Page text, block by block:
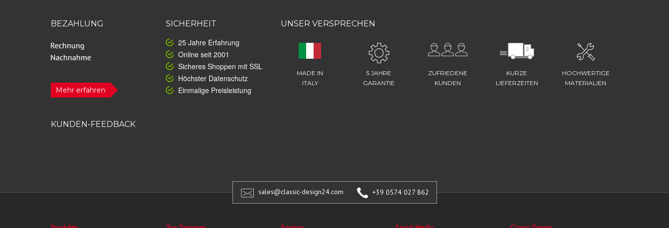
BEZAHLUNG
Mehr erfahren
SICHERHEIT
25 Jahre Erfahrung
Online seit 2001
Sicheres Shoppen mit SSL
Höchster Datenschutz
Einmalige Preisleistung
UNSER VERSPRECHEN
MADE IN
ITALY
5 JAHRE
GARANTIE
ZUFRIEDENE
KUNDEN
KURZE
LIEFERZEITEN
HOCHWERTIGE
MATERIALIEN
KUNDEN-FEEDBACK
sales@classic-design24.com +39 0574 027 862